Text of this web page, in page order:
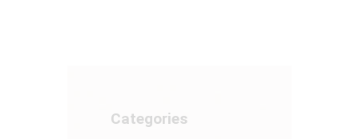
Categories